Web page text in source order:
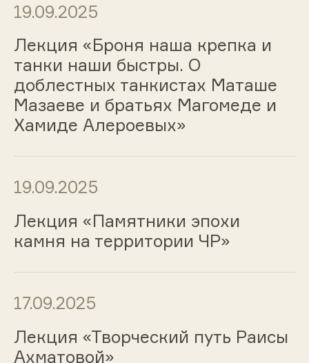
19.09.2025
Лекция «Броня наша крепка и
танки наши быстры. О
доблестных танкистах Маташе
Мазаеве и братьях Магомеде и
Хамиде Алероевых»
19.09.2025
Лекция «Памятники эпохи
камня на территории ЧР»
17.09.2025
Лекция «Творческий путь Раисы
Ахматовой»